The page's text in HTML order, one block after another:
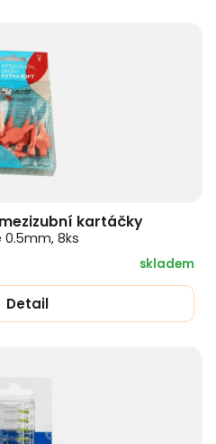
kartáčky
0.5mm, 8ks
skladem
Detail